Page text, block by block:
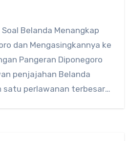
Belanda Menangkap
dan Mengasingkannya ke
Pangeran Diponegoro
penjajahan Belanda
satu perlawanan terbesar